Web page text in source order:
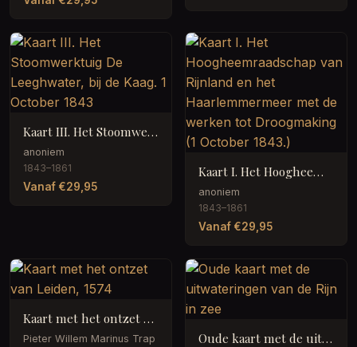
Kaart III. Het Stoomwerktuig De Leeghwater, bij de Kaag. 1 October 1843
anoniem
1843–1861
Vanaf €29,95
Kaart I. Het Hoogheemraadschap van Rijnland en het Haarlemmermeer met de werken tot Droogmaking (1 October 1843.)
anoniem
1843–1861
Vanaf €29,95
Kaart met het ontzet van Leiden, 1574
Pieter Willem Marinus Trap
Oude kaart met de uitwateringen van de Rijn in zee